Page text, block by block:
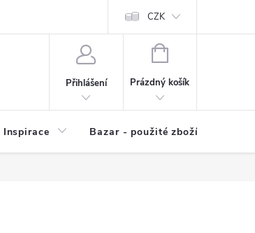
Kvalita zboží Spolupráce |
CZK
Přihlášení
NÁKUPNÍ
Prázdný košík
Inspirace Bazar - použité zboží